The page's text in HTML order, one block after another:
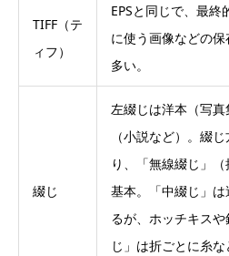
TIFF（テ
ィフ）
EPSと同じで、最終
に使う画像などの
多い。
綴じ
左綴じは洋本（写
（小説など）。綴
り、「無線綴じ」
基本。「中綴じ」
るが、ホッチキス
じ」は折ごとに糸